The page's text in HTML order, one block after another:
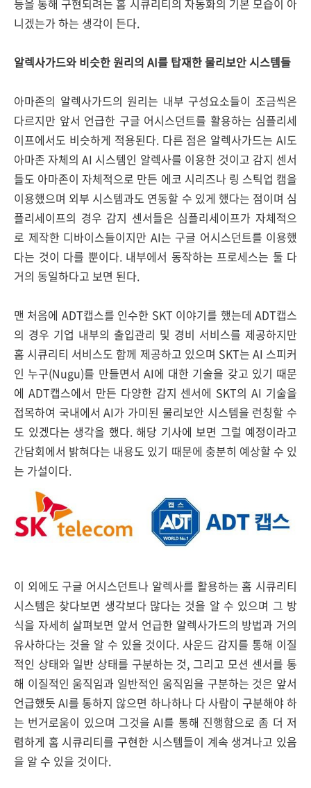
등을 통해 구현되려는 홈 시큐리티의 자동화의 기본 모습이 아
니겠는가 하는 생각이 든다.
알렉사가드와 비슷한 원리의 AI를 탑재한 물리보안 시스템들
아마존의 알렉사가드의 원리는 내부 구성요소들이 조금씩은
다르지만 앞서 언급한 구글 어시스던트를 활용하는 심플리세
이프에서도 비슷하게 적용된다. 다른 점은 알렉사가드는 AI도
아마존 자체의 AI 시스템인 알렉사를 이용한 것이고 감지 센서
들도 아마존이 자체적으로 만든 에코 시리즈나 링 스틱업 캠을
이용했으며 외부 시스템과도 연동할 수 있게 했다는 점이며 심
플리세이프의 경우 감지 센서들은 심플리세이프가 자체적으
로 제작한 디바이스들이지만 AI는 구글 어시스던트를 이용했
다는 것이 다를 뿐이다. 내부에서 동작하는 프로세스는 둘 다
거의 동일하다고 보면 된다.
맨 처음에 ADT캡스를 인수한 SKT 이야기를 했는데 ADT캡스
의 경우 기업 내부의 출입관리 및 경비 서비스를 제공하지만
홈 시큐리티 서비스도 함께 제공하고 있으며 SKT는 AI 스피커
인 누구(Nugu)를 만들면서 AI에 대한 기술을 갖고 있기 때문
에 ADT캡스에서 만든 다양한 감지 센서에 SKT의 AI 기술을
접목하여 국내에서 AI가 가미된 물리보안 시스템을 런칭할 수
도 있겠다는 생각을 했다. 해당 기사에 보면 그럴 예정이라고
간담회에서 밝혀다는 내용도 있기 때문에 충분히 예상할 수 있
는 가설이다.
이 외에도 구글 어시스던트나 알렉사를 활용하는 홈 시큐리티
시스템은 찾다보면 생각보다 많다는 것을 알 수 있으며 그 방
식을 자세히 살펴보면 앞서 언급한 알렉사가드의 방법과 거의
유사하다는 것을 알 수 있을 것이다. 사운드 감지를 통해 이질
적인 상태와 일반 상태를 구분하는 것, 그리고 모션 센서를 통
해 이질적인 움직임과 일반적인 움직임을 구분하는 것은 앞서
언급했듯 AI를 통하지 않으면 하나하나 다 사람이 구분해야 하
는 번거로움이 있으며 그것을 AI를 통해 진행함으로 좀 더 저
렴하게 홈 시큐리티를 구현한 시스템들이 계속 생겨나고 있음
을 알 수 있을 것이다.